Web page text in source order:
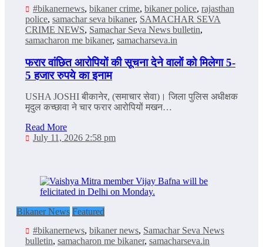
#bikanernews, bikaner crime, bikaner police, rajasthan
police, samachar seva bikaner, SAMACHAR SEVA
CRIME NEWS, Samachar Seva News bulletin,
samacharon me bikaner, samacharseva.in
फरार वांछित आरोपियों की सूचना देने वालों को मिलेगा 5-
5 हजार रुपये का इनाम
USHA JOSHI बीकानेर, (समाचार सेवा)। जिला पुलिस अधीक्षक
मृदुल कच्छावा ने चार फरार आरोपियों मखन…
Read More
July 11, 2026 2:58 pm
Bikaner News Featured
#bikanernews, bikaner news, Samachar Seva News
bulletin, samacharon me bikaner, samacharseva.in